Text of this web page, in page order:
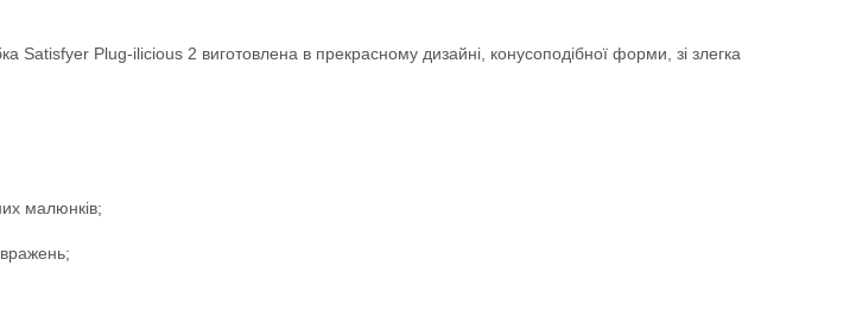
Plug-ilicious 2 виготовлена в прекрасному дизайні, конусоподібної форми, зі злегка
малюнків;